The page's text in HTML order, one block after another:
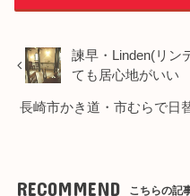
諫早・Linden(リン
ても居心地がいい
長崎市かき道・市むらで日
RECOMMEND こちらの記